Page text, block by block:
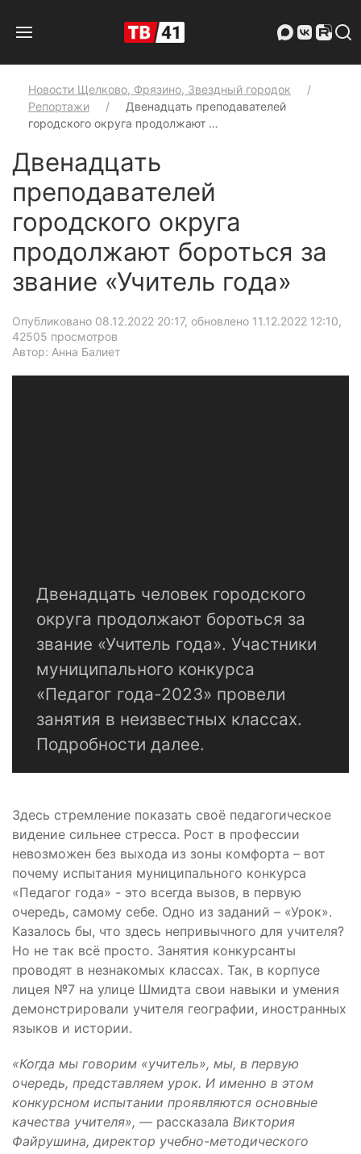
Новости Щелково, Фрязино, Звездный городок
Репортажи
Двенадцать преподавателей
городского округа продолжают …
Двенадцать
преподавателей
городского округа
продолжают бороться за
звание «Учитель года»
Опубликовано 08.12.2022 20:17, обновлено 11.12.2022 12:10,
42505 просмотров
Автор: Анна Балиет
Двенадцать человек городского
округа продолжают бороться за
звание «Учитель года». Участники
муниципального конкурса
«Педагог года-2023» провели
занятия в неизвестных классах.
Подробности далее.
Здесь стремление показать своё педагогическое
видение сильнее стресса. Рост в профессии
невозможен без выхода из зоны комфорта – вот
почему испытания муниципального конкурса
«Педагог года» - это всегда вызов, в первую
очередь, самому себе. Одно из заданий – «Урок».
Казалось бы, что здесь непривычного для учителя?
Но не так всё просто. Занятия конкурсанты
проводят в незнакомых классах. Так, в корпусе
лицея №7 на улице Шмидта свои навыки и умения
демонстрировали учителя географии, иностранных
языков и истории.
«Когда мы говорим «учитель», мы, в первую
очередь, представляем урок. И именно в этом
конкурсном испытании проявляются основные
качества учителя», — рассказала Виктория
Файрушина, директор учебно-методического